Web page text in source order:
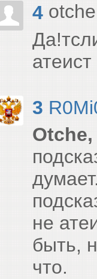
4
3
Otche,
не
быть,
что.